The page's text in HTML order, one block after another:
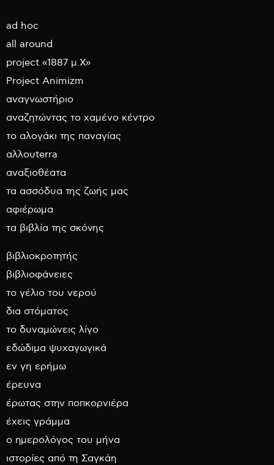
ad hoc
all around
project «1887 μ.Χ»
Project Animizm
αναγνωστήριο
αναζητώντας το χαμένο κέντρο
το αλογάκι της παναγίας
αλλουterra
αναξιοθέατα
τα ασσόδυα της ζωής μας
αφιέρωμα
τα βιβλία της σκόνης
βιβλιοκροτητής
βιβλιοφάνειες
το γέλιο του νερού
δια στόματος
το δυναμώνεις λίγο
εδώδιμα ψυχαγωγικά
εν γη ερήμω
έρευνα
έρωτας στην ποπκορνιέρα
έχεις γράμμα
ο ημερολόγος του μήνα
ιστορίες από τη Σαγκάη